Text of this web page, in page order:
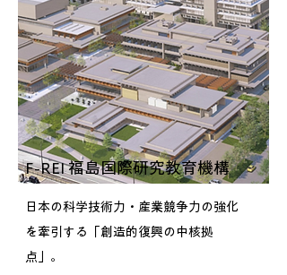
F-REI 福島国際研究教育機構
日本の科学技術力・産業競争力の強化
を牽引する「創造的復興の中核拠
点」。